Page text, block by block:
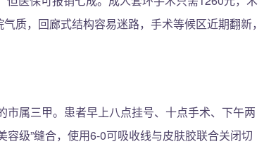
质，回廊式结构容易迷路，手术等候区近期翻新，
市属三甲。患者早上八点挂号、十点手术、下午两
级”缝合，使用6-0可吸收线与皮肤胶联合关闭切